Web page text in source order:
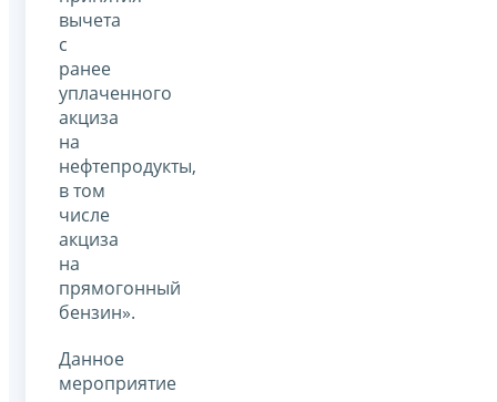
вычета
с
ранее
уплаченного
акциза
на
нефтепродукты,
в том
числе
акциза
на
прямогонный
бензин».
Данное
мероприятие